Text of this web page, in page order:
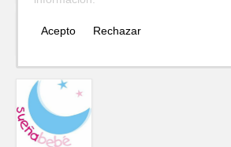
Acepto Rechazar